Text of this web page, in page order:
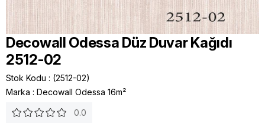
Decowall Odessa Düz Duvar Kağıdı
2512-02
Stok Kodu
(2512-02)
Marka : Decowall Odessa 16m²
0.0